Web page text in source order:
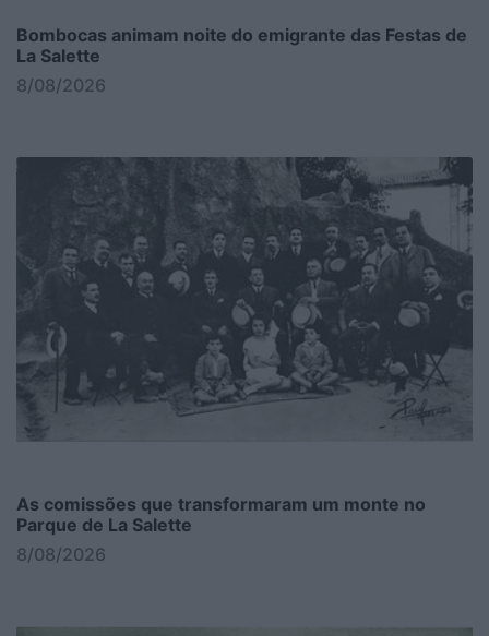
Bombocas animam noite do emigrante das Festas de
La Salette
8/08/2026
As comissões que transformaram um monte no
Parque de La Salette
8/08/2026